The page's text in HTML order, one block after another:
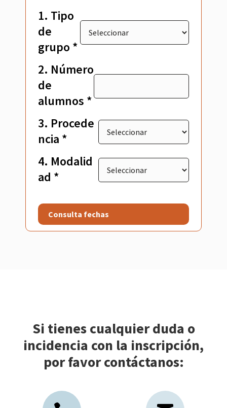
1. Tipo
de
grupo *
2. Número
de
alumnos *
3. Procede
ncia *
4. Modalid
ad *
Consulta fechas
Si tienes cualquier duda o
incidencia con la inscripción,
por favor contáctanos: